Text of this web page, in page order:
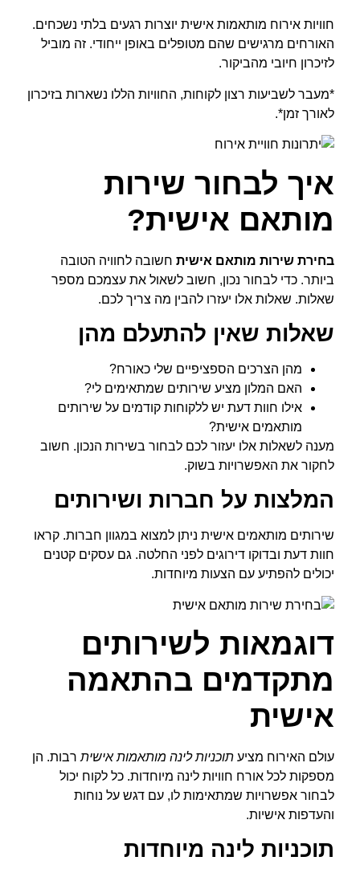
חוויות אירוח מותאמות אישית יוצרות רגעים בלתי נשכחים.
האורחים מרגישים שהם מטופלים באופן ייחודי. זה מוביל
לזיכרון חיובי מהביקור.
*מעבר לשביעות רצון לקוחות, החוויות הללו נשארות בזיכרון
לאורך זמן*.
איך לבחור שירות
מותאם אישית?
בחירת שירות מותאם אישית חשובה לחוויה הטובה
ביותר. כדי לבחור נכון, חשוב לשאול את עצמכם מספר
שאלות. שאלות אלו יעזרו להבין מה צריך לכם.
שאלות שאין להתעלם מהן
מהן הצרכים הספציפיים שלי כאורח?
האם המלון מציע שירותים שמתאימים לי?
אילו חוות דעת יש ללקוחות קודמים על שירותים
מותאמים אישית?
מענה לשאלות אלו יעזור לכם לבחור בשירות הנכון. חשוב
לחקור את האפשרויות בשוק.
המלצות על חברות ושירותים
שירותים מותאמים אישית ניתן למצוא במגוון חברות. קראו
חוות דעת ובדוקו דירוגים לפני החלטה. גם עסקים קטנים
יכולים להפתיע עם הצעות מיוחדות.
דוגמאות לשירותים
מתקדמים בהתאמה
אישית
עולם האירוח מציע תוכניות לינה מותאמות אישית רבות. הן
מספקות לכל אורח חוויות לינה מיוחדות. כל לקוח יכול
לבחור אפשרויות שמתאימות לו, עם דגש על נוחות
והעדפות אישיות.
תוכניות לינה מיוחדות